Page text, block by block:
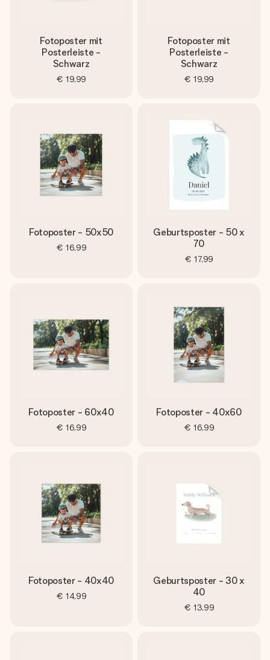
Fotoposter mit
Posterleiste -
Schwarz
€ 19,99
Fotoposter mit
Posterleiste -
Schwarz
€ 19,99
Fotoposter - 50x50
€ 16,99
Geburtsposter - 50 x
70
€ 17,99
Fotoposter - 60x40
€ 16,99
Fotoposter - 40x60
€ 16,99
Fotoposter - 40x40
€ 14,99
Geburtsposter - 30 x
40
€ 13,99